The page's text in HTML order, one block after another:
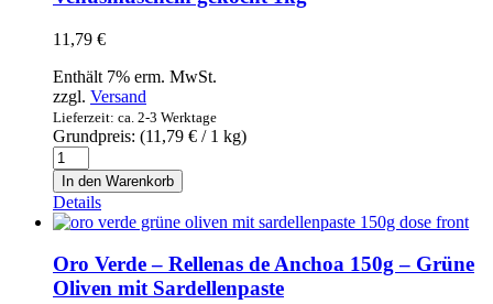
mit
gefüllt
Menge
11,79 €
Enthält 7% erm. MwSt.
zzgl. Versand
Lieferzeit: ca. 2-3 Werktage
Grundpreis: (11,79 € / 1 kg)
Almeja
del
pacifico
entera
cocida
-
Ganze
Venusmuscheln
In den Warenkorb
Details
Oro Verde – Rellenas de Anchoa 150g – Grüne
Oliven mit Sardellenpaste